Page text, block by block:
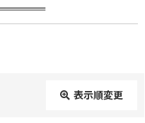
表示順変更